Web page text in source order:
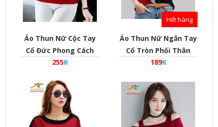
Áo Thun Nữ Cộc Tay
Cổ Đức Phong Cách
Hàn Quốc
255K
Hết hàng
Áo Thun Nữ Ngắn Tay
Cổ Tròn Phối Thân
Phong Cách Hàn Quốc
189K